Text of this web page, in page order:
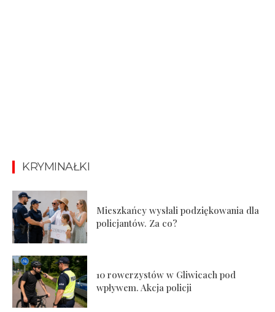
KRYMINAŁKI
Mieszkańcy wysłali podziękowania dla
policjantów. Za co?
10 rowerzystów w Gliwicach pod
wpływem. Akcja policji